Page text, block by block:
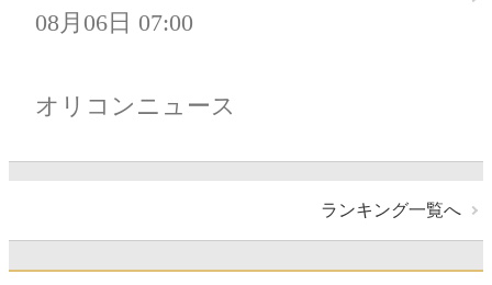
08月06日 07:00
オリコンニュース
ランキング一覧へ